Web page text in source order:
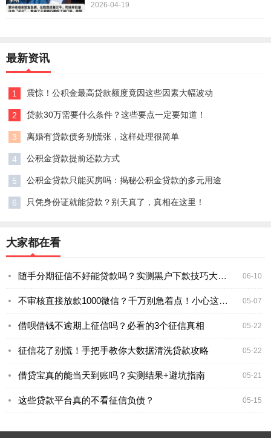
2026-04-19
最新资讯
1 震惊！公积金最高贷款额度竟因这些因素大幅波动
2 贷款30万需要什么条件？这些要点一定要知道！
3 离婚有贷款债务别慌张，这样处理很简单
4 公积金贷款提前还款方式
5 公积金贷款只能买房吗：揭秘公积金贷款的多元用途
6 只凭身份证就能贷款？别天真了，真相在这里！
大家都在看
06-10
随手分期征信不好能贷款吗？实测黑户下款技巧大公开
05-07
不审核直接放款1000微信？千万别急着点！小心这些坑
05-22
借呗借钱不逾期上征信吗？必看的3个征信真相
05-22
征信花了别慌！手把手教你大数据清洗贷款攻略
05-21
借贷宝真的能当天到账吗？实测结果+避坑指南
05-15
这些贷款平台真的不看征信负债？